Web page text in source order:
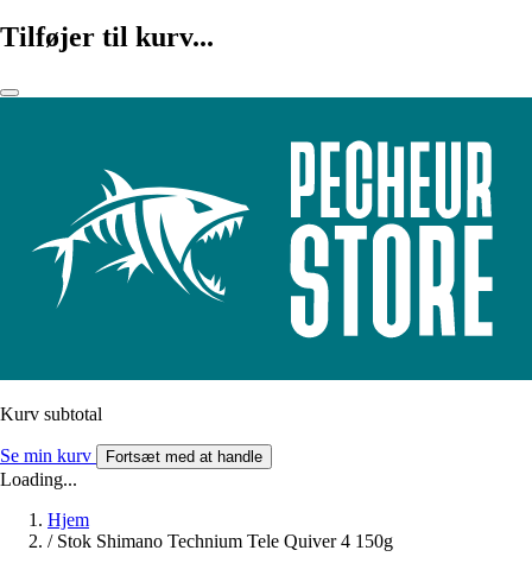
Tilføjer til kurv...
Kurv subtotal
Se min kurv Fortsæt med at handle
Loading...
Hjem
/ Stok Shimano Technium Tele Quiver 4 150g